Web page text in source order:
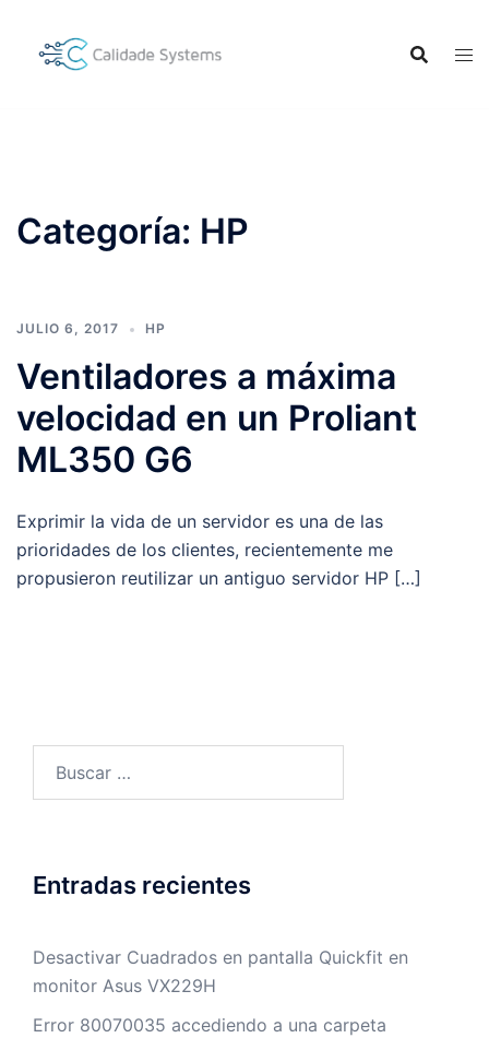
contenido
Categoría: HP
JULIO 6, 2017 HP
Ventiladores a máxima
velocidad en un Proliant
ML350 G6
Exprimir la vida de un servidor es una de las
prioridades de los clientes, recientemente me
propusieron reutilizar un antiguo servidor HP […]
Entradas recientes
Desactivar Cuadrados en pantalla Quickfit en
monitor Asus VX229H
Error 80070035 accediendo a una carpeta